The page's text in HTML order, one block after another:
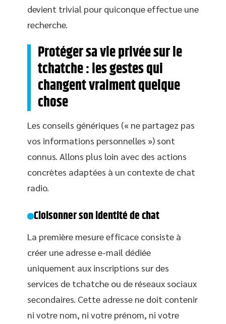
devient trivial pour quiconque effectue une
recherche.
Protéger sa vie privée sur le
tchatche : les gestes qui
changent vraiment quelque
chose
Les conseils génériques (« ne partagez pas
vos informations personnelles ») sont
connus. Allons plus loin avec des actions
concrètes adaptées à un contexte de chat
radio.
Cloisonner son identité de chat
La première mesure efficace consiste à
créer une adresse e-mail dédiée
uniquement aux inscriptions sur des
services de tchatche ou de réseaux sociaux
secondaires. Cette adresse ne doit contenir
ni votre nom, ni votre prénom, ni votre